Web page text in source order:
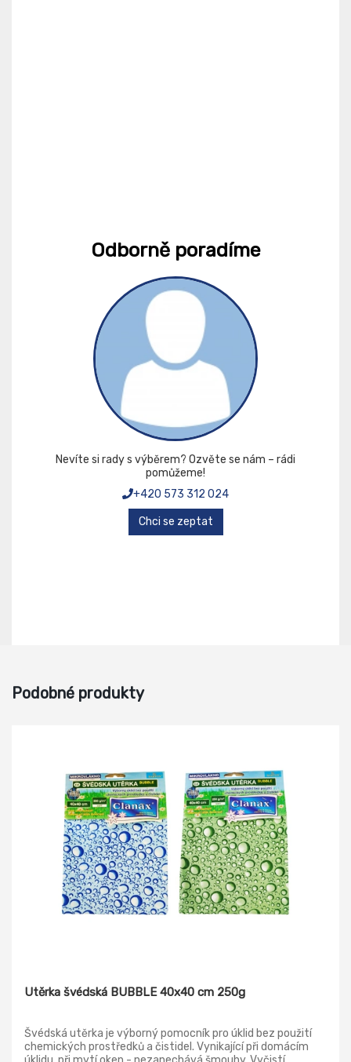
Odborně poradíme
Nevíte si rady s výběrem? Ozvěte se nám – rádi
pomůžeme!
+420 573 312 024
Chci se zeptat
Podobné produkty
Utěrka švédská BUBBLE 40x40 cm 250g
Švédská utěrka je výborný pomocník pro úklid bez použití
chemických prostředků a čistidel. Vynikající při domácím